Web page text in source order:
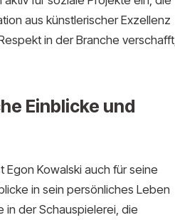
aus künstlerischer Exzellenz
in der Branche verschafft,
Einblicke und
Kowalski auch für seine
in sein persönliches Leben
in der Schauspielerei, die